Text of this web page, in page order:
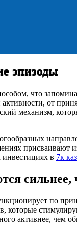
эпизоды
эпизоды
что
от
механизм,
присваивают
в 7к
по
которые
активнее, чем